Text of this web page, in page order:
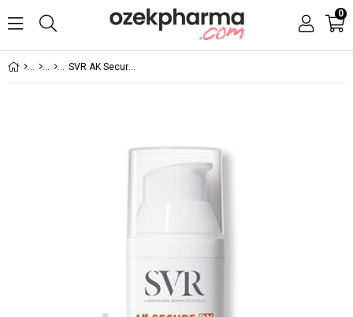
0
SVR AK Secure DM 50 ml